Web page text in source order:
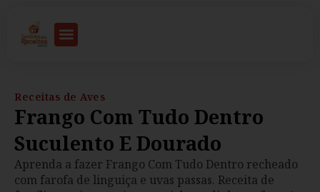
Receitas de Aves
Frango Com Tudo Dentro
Suculento E Dourado
Aprenda a fazer Frango Com Tudo Dentro recheado
com farofa de linguiça e uvas passas. Receita de